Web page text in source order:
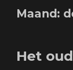
Maand:
Het